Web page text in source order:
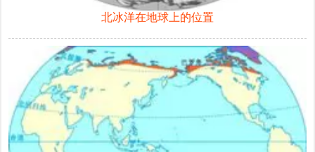
北冰洋在地球上的位置